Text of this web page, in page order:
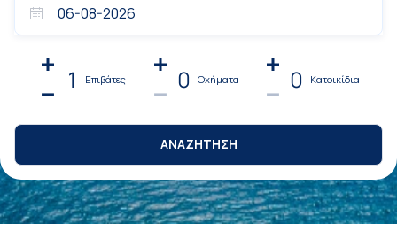
1 Επιβάτες 0 Οχήματα 0 Κατοικίδια
ΑΝΑΖΗΤΗΣΗ